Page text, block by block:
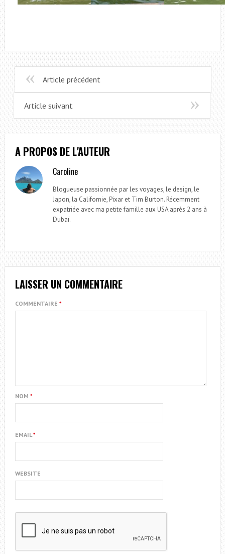
Article précédent
Article suivant
A PROPOS DE L'AUTEUR
Caroline
Blogueuse passionnée par les voyages, le design, le
Japon, la Californie, Pixar et Tim Burton. Récemment
expatriée avec ma petite famille aux USA après 2 ans à
Dubaï.
LAISSER UN COMMENTAIRE
COMMENTAIRE *
NOM *
EMAIL*
WEBSITE